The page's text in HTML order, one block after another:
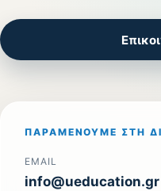
ΠΑΡΑΜΈΝΟΥΜΕ ΣΤΗ
EMAIL
info@ueducation.gr